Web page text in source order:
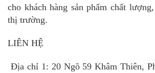
cho khách hàng sản phẩm chất
thị trường.
LIÊN HỆ
Địa chỉ 1: 20 Ngõ 59 Khâm Thiên,